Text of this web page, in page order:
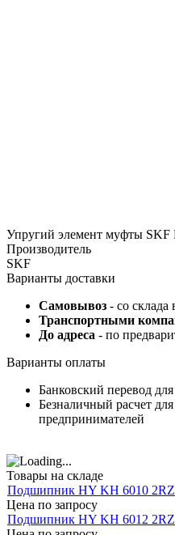
Упругий элемент муфты SKF
Производитель
SKF
Варианты доставки
Самовывоз - со склада
Транспортными
До адреса - по
Варианты оплаты
Банковский перевод
Безналичный расчет
предпринимателей
Товары на складе
Подшипник HY KH 6010
Цена по запросу
Подшипник HY KH 6012